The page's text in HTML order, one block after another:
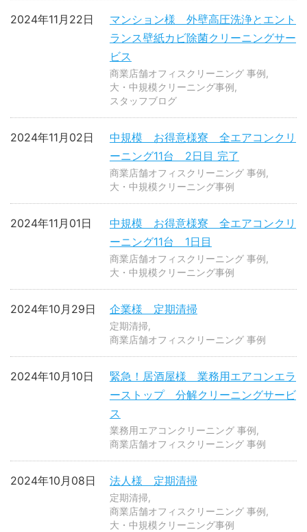
マンション様 外壁高圧洗浄とエント
ランス壁紙カビ除菌クリーニングサー
ビス
2024年11月22日
商業店舗オフィスクリーニング 事例
大・中規模クリーニング事例
スタッフブログ
中規模 お得意様寮 全エアコンクリ
ーニング11台 2日目 完了
2024年11月02日
商業店舗オフィスクリーニング 事例
大・中規模クリーニング事例
中規模 お得意様寮 全エアコンクリ
ーニング11台 1日目
2024年11月01日
商業店舗オフィスクリーニング 事例
大・中規模クリーニング事例
企業様 定期清掃
2024年10月29日
定期清掃
商業店舗オフィスクリーニング 事例
緊急！居酒屋様 業務用エアコンエラ
ーストップ 分解クリーニングサービ
ス
2024年10月10日
業務用エアコンクリーニング 事例
商業店舗オフィスクリーニング 事例
法人様 定期清掃
2024年10月08日
定期清掃
商業店舗オフィスクリーニング 事例
大・中規模クリーニング事例